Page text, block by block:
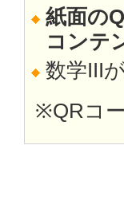
紙面の
コンテ
数学III
※QRコ